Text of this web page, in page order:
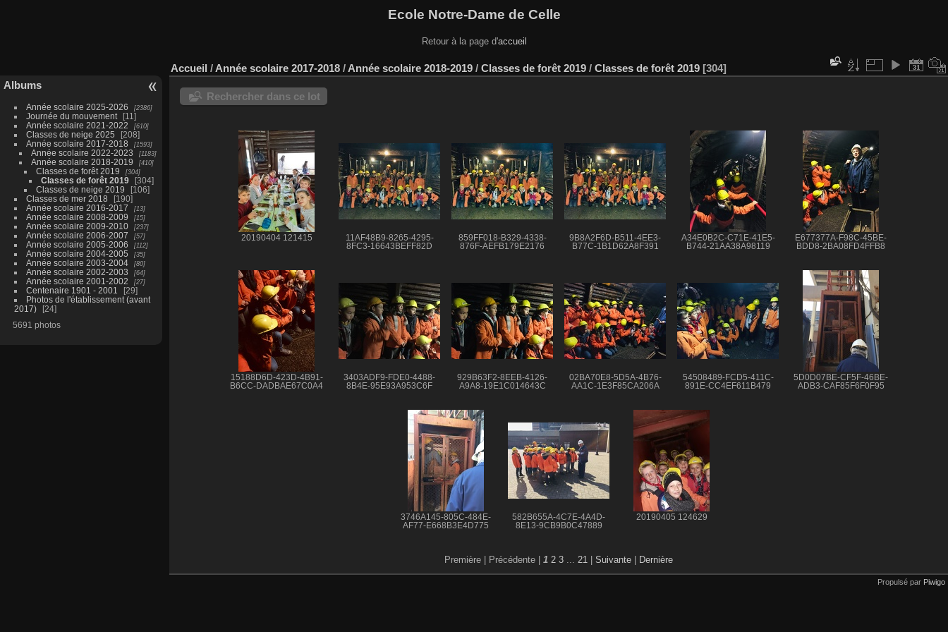
Ecole Notre-Dame de Celle
Retour à la page d'accueil
Albums
Année scolaire 2025-2026 2386
Journée du mouvement
11
Année scolaire 2021-2022
610
Classes de neige 2025
208
Année scolaire 2017-2018
1593
Année scolaire 2022-2023 1183
Année scolaire 2018-2019 410
Classes de forêt 2019 304
Classes de forêt 2019
304
Classes de neige 2019
106
Classes de mer 2018
190
Année scolaire 2016-2017
13
Année scolaire 2008-2009 15
Année scolaire 2009-2010 237
Année scolaire 2006-2007 57
Année scolaire 2005-2006 112
Année scolaire 2004-2005 35
Année scolaire 2003-2004 80
Année scolaire 2002-2003 64
Année scolaire 2001-2002 27
Centenaire 1901 - 2001
29
Photos de l'établissement (avant
2017)
24
5691 photos
Accueil / Année scolaire 2017-2018 / Année scolaire 2018-2019 / Classes de forêt 2019 / Classes de forêt 2019 304
Rechercher dans ce lot
20190404 121415
11AF48B9-8265-4295-
8FC3-16643BEFF82D
859FF018-B329-4338-
876F-AEFB179E2176
9B8A2F6D-B511-4EE3-
B77C-1B1D62A8F391
A34E0B2C-C71E-41E5-
B744-21AA38A98119
E677377A-F98C-45BE-
BDD8-2BA08FD4FFB8
15188D6D-423D-4B91-
B6CC-DADBAE67C0A4
3403ADF9-FDE0-4488-
8B4E-95E93A953C6F
929B63F2-8EEB-4126-
A9A8-19E1C014643C
02BA70E8-5D5A-4B76-
AA1C-1E3F85CA206A
54508489-FCD5-411C-
891E-CC4EF611B479
5D0D07BE-CF5F-46BE-
ADB3-CAF85F6F0F95
3746A145-805C-484E-
AF77-E668B3E4D775
582B655A-4C7E-4A4D-
8E13-9CB9B0C47889
20190405 124629
Première | Précédente | 1 2 3 21 Suivante Dernière
Propulsé par Piwigo